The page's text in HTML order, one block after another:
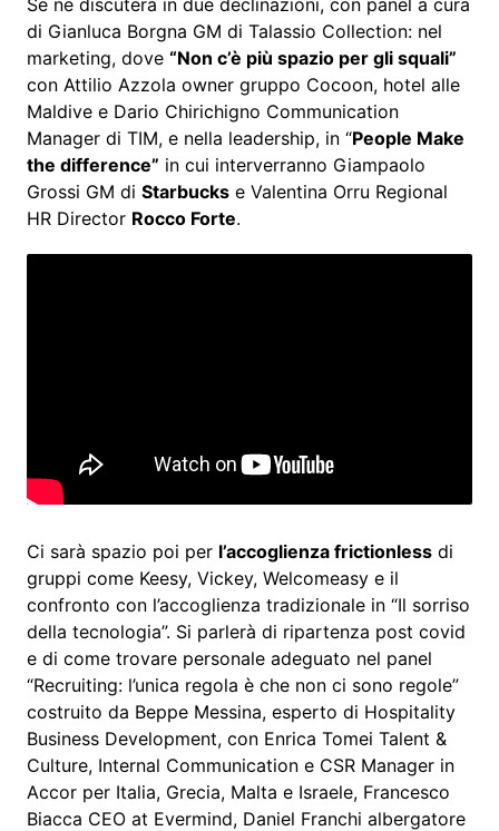
di Gianluca Borgna GM di Talassio Collection: nel
marketing, dove “Non c’è più spazio per gli squali”
con Attilio Azzola owner gruppo Cocoon, hotel alle
Maldive e Dario Chirichigno Communication
Manager di TIM, e nella leadership, in “People Make
the difference” in cui interverranno Giampaolo
Grossi GM di Starbuckse Valentina Orru Regional
HR Director Rocco Forte.
Ci sarà spazio poi per l’accoglienza frictionlessdi
gruppi come Keesy, Vickey, Welcomeasy e il
confronto con l’accoglienza tradizionale in “Il sorriso
della tecnologia”. Si parlerà di ripartenza post covid
e di come trovare personale adeguato nel panel
“Recruiting: l’unica regola è che non ci sono regole”
costruito da Beppe Messina, esperto di Hospitality
Business Development, con Enrica Tomei Talent &
Culture, Internal Communication e CSR Manager in
Accor per Italia, Grecia, Malta e Israele, Francesco
Biacca CEO at Evermind, Daniel Franchi albergatore